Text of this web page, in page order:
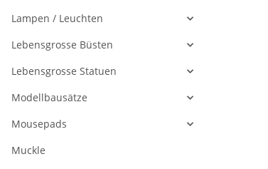
Lampen / Leuchten
Lebensgrosse Büsten
Lebensgrosse Statuen
Modellbausätze
Mousepads
Muckle